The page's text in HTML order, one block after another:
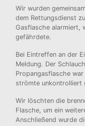
Wir wurden
dem Rettungsdienst
Gasflasche alarmiert,
gefährdete.
Bei Eintreffen an der
Meldung. Der
Propangasflasche
strömte unkontrolliert
Wir löschten die
Flasche, um ein
Anschließend wurde